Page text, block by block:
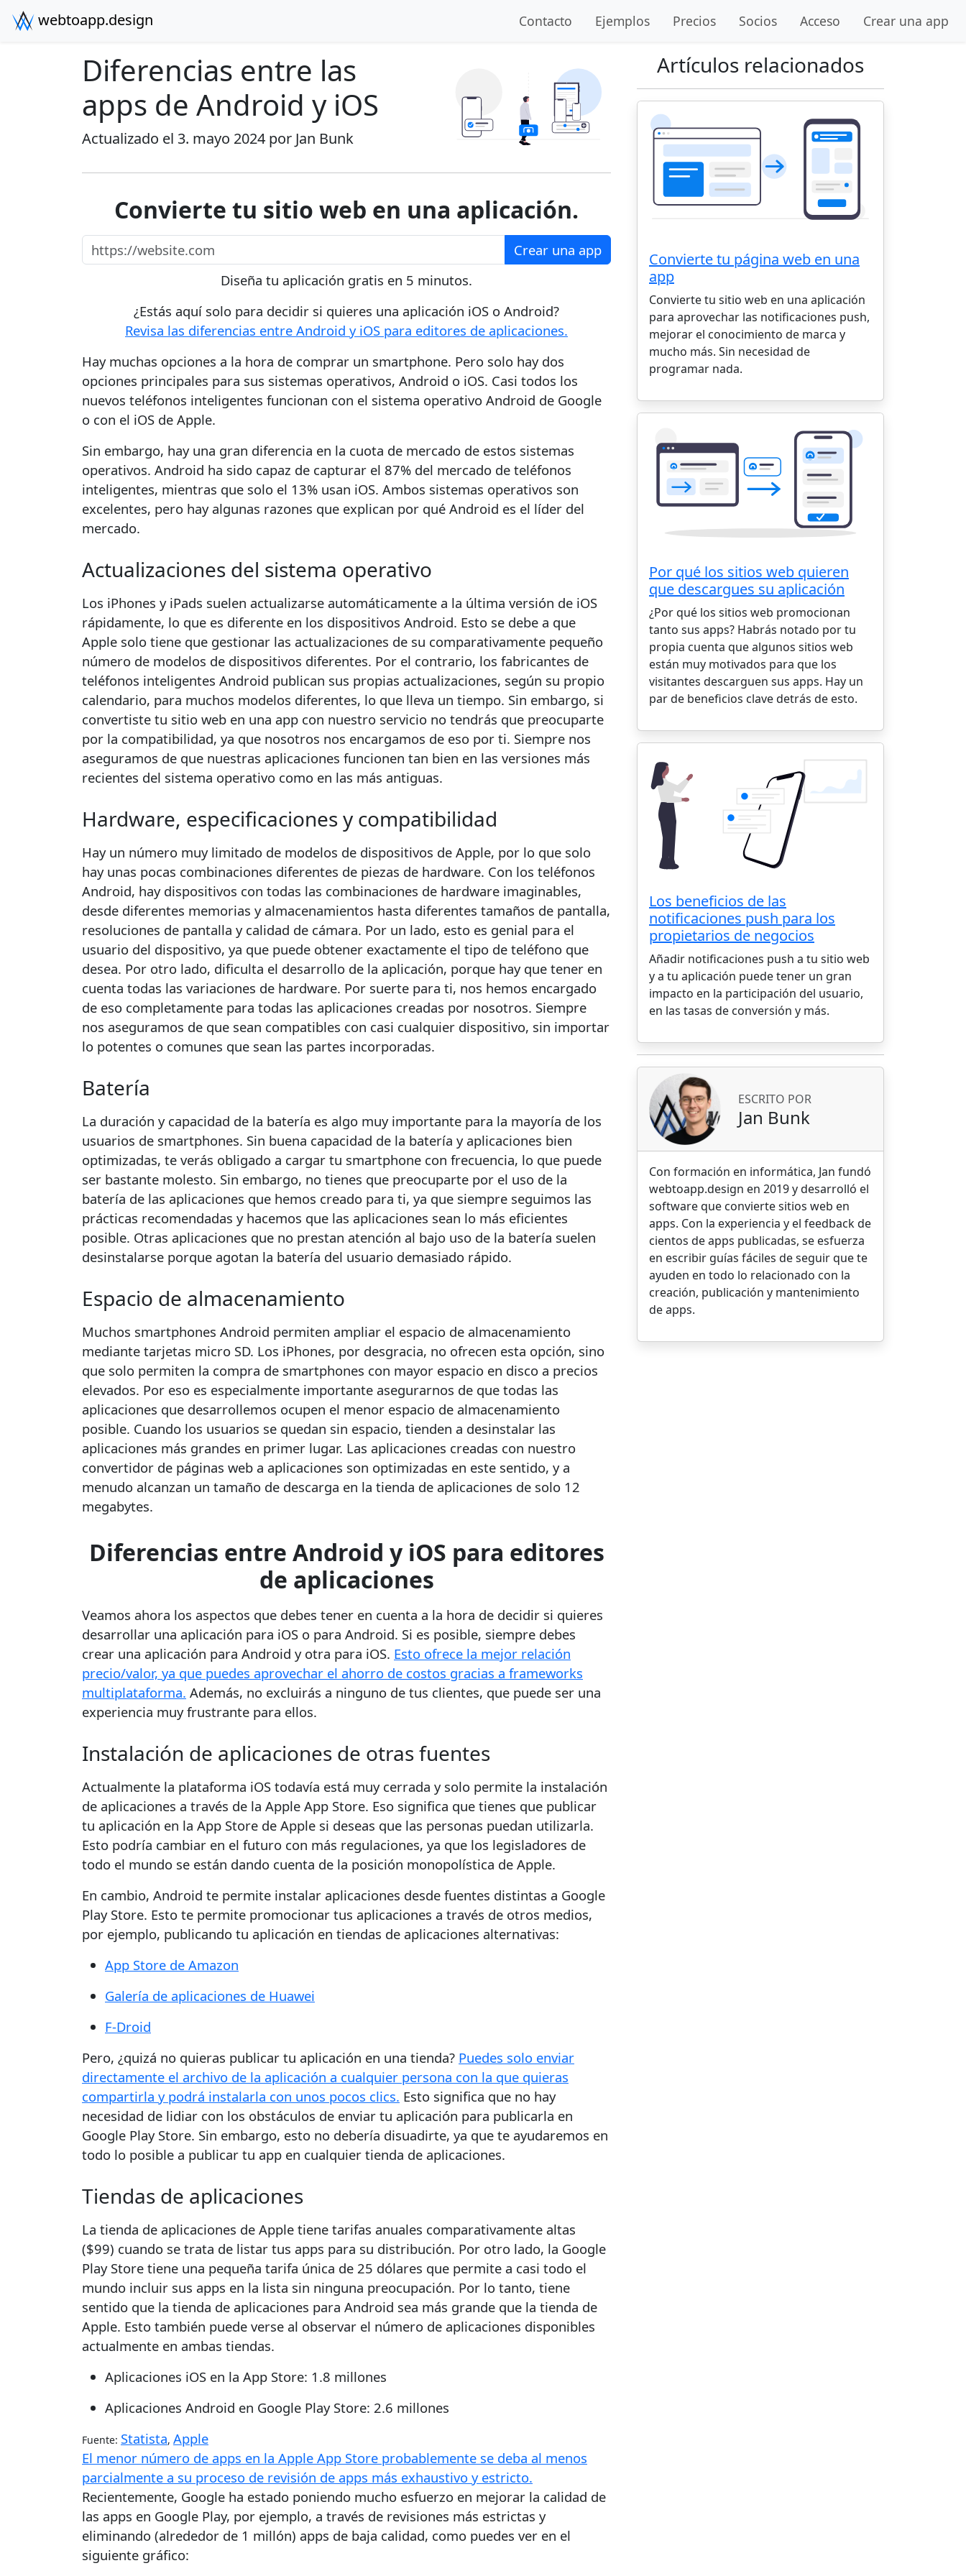
webtoapp.design Contacto Ejemplos Precios Socios Acceso Crear una app
Diferencias entre las
apps de Android y iOS
Actualizado el 3. mayo 2024 por Jan Bunk
Convierte tu sitio web en una aplicación.
https://website.com
Crear una app
Diseña tu aplicación gratis en 5 minutos.
¿Estás aquí solo para decidir si quieres una aplicación iOS o Android?
Revisa las diferencias entre Android y iOS para editores de aplicaciones.
Hay muchas opciones a la hora de comprar un smartphone. Pero solo hay dos
opciones principales para sus sistemas operativos, Android o iOS. Casi todos los
nuevos teléfonos inteligentes funcionan con el sistema operativo Android de Google
o con el iOS de Apple.
Sin embargo, hay una gran diferencia en la cuota de mercado de estos sistemas
operativos. Android ha sido capaz de capturar el 87% del mercado de teléfonos
inteligentes, mientras que solo el 13% usan iOS. Ambos sistemas operativos son
excelentes, pero hay algunas razones que explican por qué Android es el líder del
mercado.
Actualizaciones del sistema operativo
Los iPhones y iPads suelen actualizarse automáticamente a la última versión de iOS
rápidamente, lo que es diferente en los dispositivos Android. Esto se debe a que
Apple solo tiene que gestionar las actualizaciones de su comparativamente pequeño
número de modelos de dispositivos diferentes. Por el contrario, los fabricantes de
teléfonos inteligentes Android publican sus propias actualizaciones, según su propio
calendario, para muchos modelos diferentes, lo que lleva un tiempo. Sin embargo, si
convertiste tu sitio web en una app con nuestro servicio no tendrás que preocuparte
por la compatibilidad, ya que nosotros nos encargamos de eso por ti. Siempre nos
aseguramos de que nuestras aplicaciones funcionen tan bien en las versiones más
recientes del sistema operativo como en las más antiguas.
Hardware, especificaciones y compatibilidad
Hay un número muy limitado de modelos de dispositivos de Apple, por lo que solo
hay unas pocas combinaciones diferentes de piezas de hardware. Con los teléfonos
Android, hay dispositivos con todas las combinaciones de hardware imaginables,
desde diferentes memorias y almacenamientos hasta diferentes tamaños de pantalla,
resoluciones de pantalla y calidad de cámara. Por un lado, esto es genial para el
usuario del dispositivo, ya que puede obtener exactamente el tipo de teléfono que
desea. Por otro lado, dificulta el desarrollo de la aplicación, porque hay que tener en
cuenta todas las variaciones de hardware. Por suerte para ti, nos hemos encargado
de eso completamente para todas las aplicaciones creadas por nosotros. Siempre
nos aseguramos de que sean compatibles con casi cualquier dispositivo, sin importar
lo potentes o comunes que sean las partes incorporadas.
Batería
La duración y capacidad de la batería es algo muy importante para la mayoría de los
usuarios de smartphones. Sin buena capacidad de la batería y aplicaciones bien
optimizadas, te verás obligado a cargar tu smartphone con frecuencia, lo que puede
ser bastante molesto. Sin embargo, no tienes que preocuparte por el uso de la
batería de las aplicaciones que hemos creado para ti, ya que siempre seguimos las
prácticas recomendadas y hacemos que las aplicaciones sean lo más eficientes
posible. Otras aplicaciones que no prestan atención al bajo uso de la batería suelen
desinstalarse porque agotan la batería del usuario demasiado rápido.
Espacio de almacenamiento
Muchos smartphones Android permiten ampliar el espacio de almacenamiento
mediante tarjetas micro SD. Los iPhones, por desgracia, no ofrecen esta opción, sino
que solo permiten la compra de smartphones con mayor espacio en disco a precios
elevados. Por eso es especialmente importante asegurarnos de que todas las
aplicaciones que desarrollemos ocupen el menor espacio de almacenamiento
posible. Cuando los usuarios se quedan sin espacio, tienden a desinstalar las
aplicaciones más grandes en primer lugar. Las aplicaciones creadas con nuestro
convertidor de páginas web a aplicaciones son optimizadas en este sentido, y a
menudo alcanzan un tamaño de descarga en la tienda de aplicaciones de solo 12
megabytes.
Diferencias entre Android y iOS para editores
de aplicaciones
Veamos ahora los aspectos que debes tener en cuenta a la hora de decidir si quieres
desarrollar una aplicación para iOS o para Android. Si es posible, siempre debes
crear una aplicación para Android y otra para iOS. Esto ofrece la mejor relación
precio/valor, ya que puedes aprovechar el ahorro de costos gracias a frameworks
multiplataforma. Además, no excluirás a ninguno de tus clientes, que puede ser una
experiencia muy frustrante para ellos.
Instalación de aplicaciones de otras fuentes
Actualmente la plataforma iOS todavía está muy cerrada y solo permite la instalación
de aplicaciones a través de la Apple App Store. Eso significa que tienes que publicar
tu aplicación en la App Store de Apple si deseas que las personas puedan utilizarla.
Esto podría cambiar en el futuro con más regulaciones, ya que los legisladores de
todo el mundo se están dando cuenta de la posición monopolística de Apple.
En cambio, Android te permite instalar aplicaciones desde fuentes distintas a Google
Play Store. Esto te permite promocionar tus aplicaciones a través de otros medios,
por ejemplo, publicando tu aplicación en tiendas de aplicaciones alternativas:
App Store de Amazon
Galería de aplicaciones de Huawei
F-Droid
Pero, ¿quizá no quieras publicar tu aplicación en una tienda? Puedes solo enviar
directamente el archivo de la aplicación a cualquier persona con la que quieras
compartirla y podrá instalarla con unos pocos clics. Esto significa que no hay
necesidad de lidiar con los obstáculos de enviar tu aplicación para publicarla en
Google Play Store. Sin embargo, esto no debería disuadirte, ya que te ayudaremos en
todo lo posible a publicar tu app en cualquier tienda de aplicaciones.
Tiendas de aplicaciones
La tienda de aplicaciones de Apple tiene tarifas anuales comparativamente altas
($99) cuando se trata de listar tus apps para su distribución. Por otro lado, la Google
Play Store tiene una pequeña tarifa única de 25 dólares que permite a casi todo el
mundo incluir sus apps en la lista sin ninguna preocupación. Por lo tanto, tiene
sentido que la tienda de aplicaciones para Android sea más grande que la tienda de
Apple. Esto también puede verse al observar el número de aplicaciones disponibles
actualmente en ambas tiendas.
Aplicaciones iOS en la App Store: 1.8 millones
Aplicaciones Android en Google Play Store: 2.6 millones
Fuente: Statista, Apple
El menor número de apps en la Apple App Store probablemente se deba al menos
parcialmente a su proceso de revisión de apps más exhaustivo y estricto.
Recientemente, Google ha estado poniendo mucho esfuerzo en mejorar la calidad de
las apps en Google Play, por ejemplo, a través de revisiones más estrictas y
eliminando (alrededor de 1 millón) apps de baja calidad, como puedes ver en el
siguiente gráfico:
Artículos relacionados
Convierte tu página web en una
app
Convierte tu sitio web en una aplicación
para aprovechar las notificaciones push,
mejorar el conocimiento de marca y
mucho más. Sin necesidad de
programar nada.
Por qué los sitios web quieren
que descargues su aplicación
¿Por qué los sitios web promocionan
tanto sus apps? Habrás notado por tu
propia cuenta que algunos sitios web
están muy motivados para que los
visitantes descarguen sus apps. Hay un
par de beneficios clave detrás de esto.
Los beneficios de las
notificaciones push para los
propietarios de negocios
Añadir notificaciones push a tu sitio web
y a tu aplicación puede tener un gran
impacto en la participación del usuario,
en las tasas de conversión y más.
ESCRITO POR
Jan Bunk
Con formación en informática, Jan fundó
webtoapp.design en 2019 y desarrolló el
software que convierte sitios web en
apps. Con la experiencia y el feedback de
cientos de apps publicadas, se esfuerza
en escribir guías fáciles de seguir que te
ayuden en todo lo relacionado con la
creación, publicación y mantenimiento
de apps.